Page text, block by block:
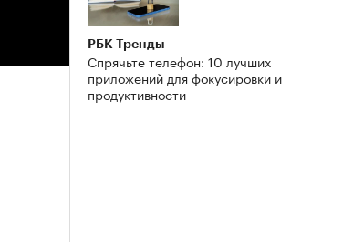
РБК Тренды
Спрячьте телефон: 10 лучших
приложений для фокусировки и
продуктивности